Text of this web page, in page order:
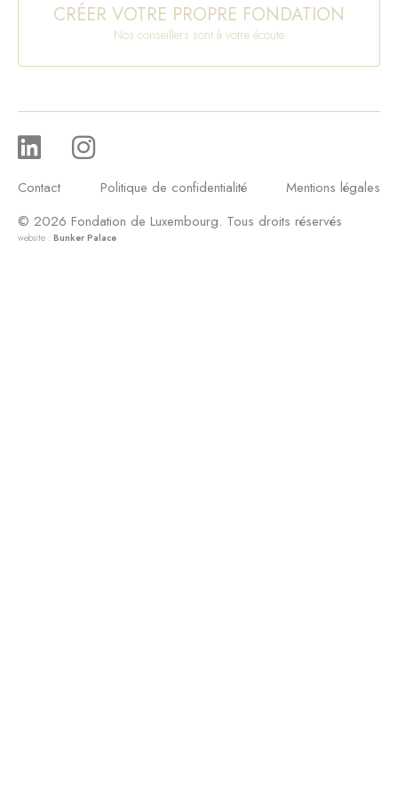
CRÉER VOTRE PROPRE FONDATION
Nos conseillers sont à votre écoute
Contact Politique de confidentialité
Mentions légales
© 2026 Fondation de Luxembourg. Tous droits réservés
website : Bunker Palace